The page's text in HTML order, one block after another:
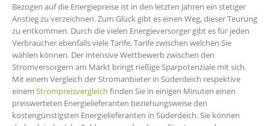
Bezogen auf die Energiepreise ist in den letzten Jahren ein stetiger
Anstieg zu verzeichnen. Zum Glück gibt es einen Weg, dieser Teurung
zu entkommen. Durch die vielen Energieversorger gibt es für jeden
Verbraucher ebenfalls viele Tarife, Tarife zwischen welchen Sie
wählen können. Der intensive Wettbewerb zwischen den
Stromversorgern am Markt bringt rießige Sparpotenziale mit sich.
Mit einem Vergleich der Stromanbieter in Süderdeich respektive
einem Strompreisvergleich finden Sie in einigen Minuten einen
preiswerteten Energielieferanten beziehungsweise den
kostengünstigsten Energielieferanten in Süderdeich. Sie können